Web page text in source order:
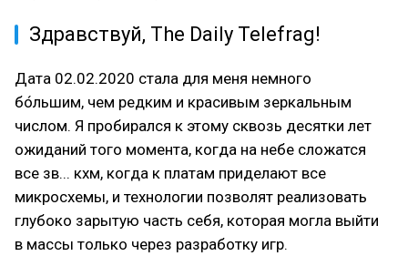
Здравствуй, The Daily Telefrag!
Дата 02.02.2020 стала для меня немного
бо́льшим, чем редким и красивым зеркальным
числом. Я пробирался к этому сквозь десятки лет
ожиданий того момента, когда на небе сложатся
все зв... кхм, когда к платам приделают все
микросхемы, и технологии позволят реализовать
глубоко зарытую часть себя, которая могла выйти
в массы только через разработку игр.